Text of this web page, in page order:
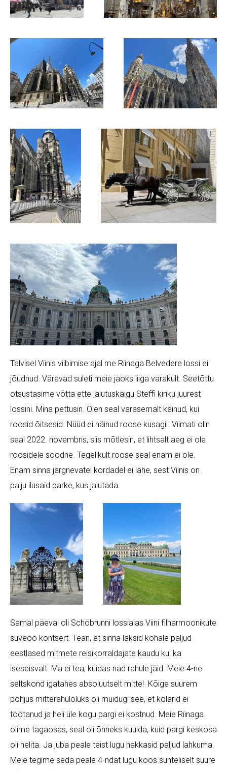
Talvisel Viinis viibimise ajal me Riinaga Belvedere lossi ei
jõudnud. Väravad suleti meie jaoks liiga varakult. Seetõttu
otsustasime võtta ette jalutuskäigu Steffi kiriku juurest
lossini. Mina pettusin. Olen seal varasemalt käinud, kui
roosid õitsesid. Nüüd ei näinud roose kusagil. Viimati olin
seal 2022. novembris, siis mõtlesin, et lihtsalt aeg ei ole
roosidele soodne. Tegelikult roose seal enam ei ole.
Enam sinna järgnevatel kordadel ei lähe, sest Viinis on
palju ilusaid parke, kus jalutada.
Samal päeval oli Schöbrunni lossiaias Viini filharmoonikute
suveöö kontsert. Tean, et sinna läksid kohale paljud
eestlased mitmete reisikorraldajate kaudu kui ka
iseseisvalt. Ma ei tea, kuidas nad rahule jäid. Meie 4-ne
seltskond igatahes absoluutselt mitte! Kõige suurem
põhjus mitterahuloluks oli muidugi see, et kõlarid ei
töötanud ja heli üle kogu pargi ei kostnud. Meie Riinaga
olime tagaosas, seal oli õnneks kuulda, kuid pargi keskosa
oli helita. Ja juba peale teist lugu hakkasid paljud lahkuma.
Meie tegime seda peale 4-ndat lugu koos suhteliselt suure